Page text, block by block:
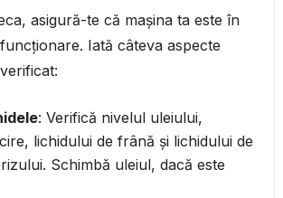
asigură-te că mașina ta este în
Iată câteva aspecte
: Verifică nivelul uleiului,
lichidului de frână și lichidului de
Schimbă uleiul, dacă este